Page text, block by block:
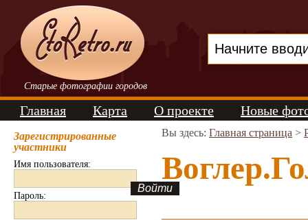
Старые фотографии городов
Главная Карта О проекте Новые
Зарегистрированные
участники
Имя пользователя:
Пароль:
Вы здесь: Главная страница >